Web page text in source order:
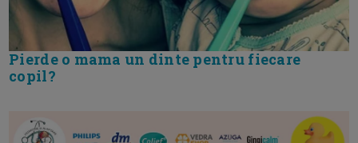
Pierde o mama un dinte pentru fiecare
copil?